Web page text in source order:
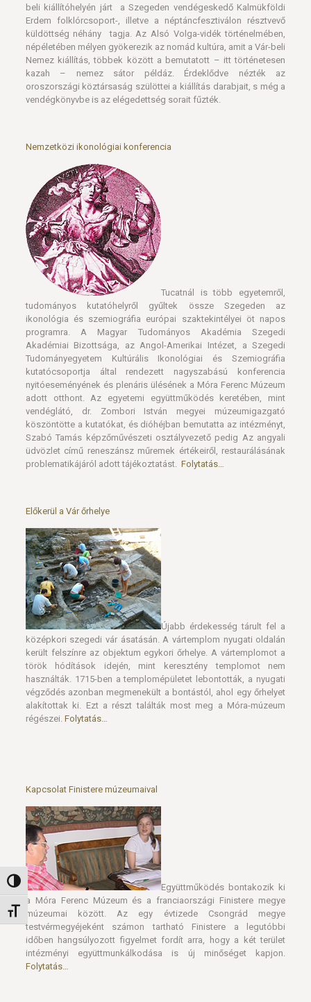
Nagy kontraszt váltása
Betűméret váltása
beli kiállítóhelyén járt a Szegeden vendégeskedő Kalmükföldi
Erdem folklórcsoport-, illetve a néptáncfesztiválon résztvevő
küldöttség néhány tagja. Az Alsó Volga-vidék történelmében,
népéletében mélyen gyökerezik az nomád kultúra, amit a Vár-beli
Nemez kiállítás, többek között a bemutatott – itt történetesen
kazah – nemez sátor példáz. Érdeklődve nézték az
oroszországi köztársaság szülöttei a kiállítás darabjait, s még a
vendégkönyvbe is az elégedettség sorait fűzték.
Nemzetközi ikonológiai konferencia
Tucatnál is több egyetemről,
tudományos kutatóhelyről gyűltek össze Szegeden az
ikonológia és szemiográfia európai szaktekintélyei öt napos
programra. A Magyar Tudományos Akadémia Szegedi
Akadémiai Bizottsága, az Angol-Amerikai Intézet, a Szegedi
Tudományegyetem Kultúrális Ikonológiai és Szemiográfia
kutatócsoportja által rendezett nagyszabású konferencia
nyitóeseményének és plenáris ülésének a Móra Ferenc Múzeum
adott otthont. Az egyetemi együttműködés keretében, mint
vendéglátó, dr. Zombori István megyei múzeumigazgató
köszöntötte a kutatókat, és dióhéjban bemutatta az intézményt,
Szabó Tamás képzőművészeti osztályvezető pedig Az angyali
üdvözlet című reneszánsz műremek értékeiről, restaurálásának
problematikájáról adott tájékoztatást. Folytatás…
Előkerül a Vár őrhelye
Újabb érdekesség tárult fel a
középkori szegedi vár ásatásán. A vártemplom nyugati oldalán
került felszínre az objektum egykori őrhelye. A vártemplomot a
török hódítások idején, mint keresztény templomot nem
használták. 1715-ben a templomépületet lebontották, a nyugati
végződés azonban megmenekült a bontástól, ahol egy őrhelyet
alakítottak ki. Ezt a részt találták most meg a Móra-múzeum
régészei. Folytatás…
Kapcsolat Finistere múzeumaival
Együttműködés bontakozik ki
a Móra Ferenc Múzeum és a franciaországi Finistere megye
múzeumai között. Az egy évtizede Csongrád megye
testvérmegyéjeként számon tartható Finistere a legutóbbi
időben hangsúlyozott figyelmet fordít arra, hogy a két terület
intézményi együttmunkálkodása is új minőséget kapjon.
Folytatás…